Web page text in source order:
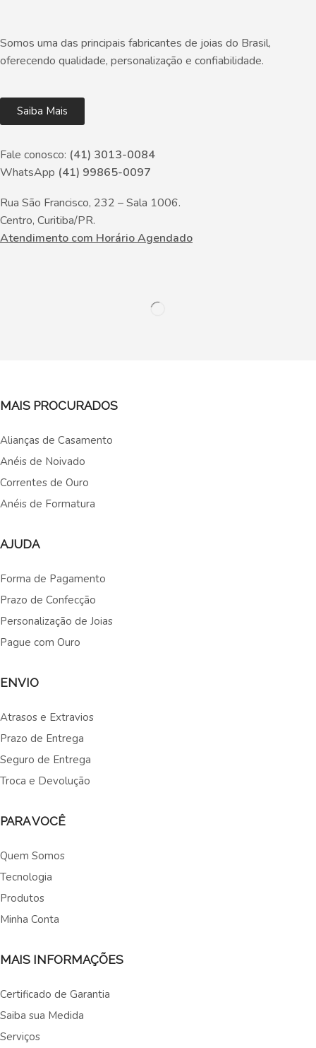
Somos uma das principais fabricantes de joias do Brasil,
oferecendo qualidade, personalização e confiabilidade.
Saiba Mais
Fale conosco: (41) 3013-0084
WhatsApp (41) 99865-0097
Rua São Francisco, 232 – Sala 1006.
Centro, Curitiba/PR.
Atendimento com Horário Agendado
MAIS PROCURADOS
Alianças de Casamento
Anéis de Noivado
Correntes de Ouro
Anéis de Formatura
AJUDA
Forma de Pagamento
Prazo de Confecção
Personalização de Joias
Pague com Ouro
ENVIO
Atrasos e Extravios
Prazo de Entrega
Seguro de Entrega
Troca e Devolução
PARA VOCÊ
Quem Somos
Tecnologia
Produtos
Minha Conta
MAIS INFORMAÇÕES
Certificado de Garantia
Saiba sua Medida
Serviços